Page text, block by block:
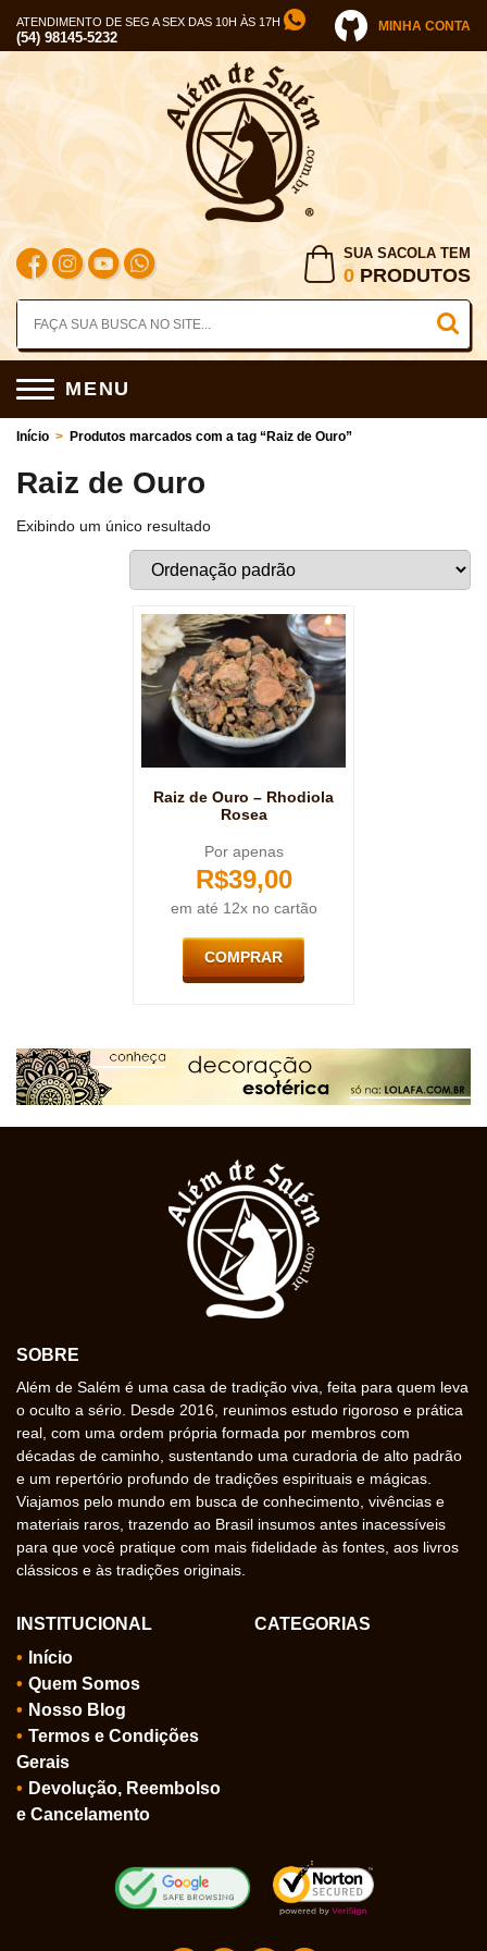
ATENDIMENTO DE SEG A SEX DAS 10H ÀS 17H
(54) 98145-5232
MINHA CONTA
SUA SACOLA TEM
0 PRODUTOS
MENU
Início > Produtos marcados com a tag “Raiz de Ouro”
Raiz de Ouro
Exibindo um único resultado
Raiz de Ouro – Rhodiola
Rosea
Por apenas
R$39,00
em até 12x no cartão
COMPRAR
SOBRE
Além de Salém é uma casa de tradição viva, feita para quem leva
o oculto a sério. Desde 2016, reunimos estudo rigoroso e prática
real, com uma ordem própria formada por membros com
décadas de caminho, sustentando uma curadoria de alto padrão
e um repertório profundo de tradições espirituais e mágicas.
Viajamos pelo mundo em busca de conhecimento, vivências e
materiais raros, trazendo ao Brasil insumos antes inacessíveis
para que você pratique com mais fidelidade às fontes, aos livros
clássicos e às tradições originais.
INSTITUCIONAL
Início
Quem Somos
Nosso Blog
Termos e Condições
Gerais
Devolução, Reembolso
e Cancelamento
CATEGORIAS